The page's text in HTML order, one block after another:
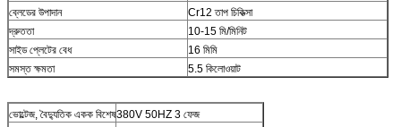
ব্লেডের উপাদান
Cr12 তাপ চিকিত্সা
দ্রুততা
10-15 মি/মিনিট
সাইড প্লেটের বেধ
16 মিমি
সমস্ত ক্ষমতা
5.5 কিলোওয়াট
ভোল্টেজ, বৈদ্যুতিক একক বিশেষ380V 50HZ 3 ফেজ